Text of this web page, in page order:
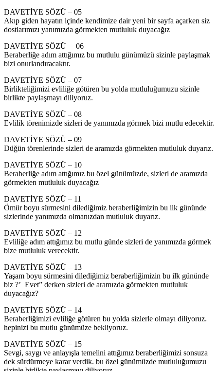
DAVETİYE SÖZÜ – 05
Akıp giden hayatın içinde kendimize dair yeni bir sayfa açarken siz
dostlarımızı yanımızda görmekten mutluluk duyacağız
DAVETİYE SÖZÜ – 06
Beraberliğe adım attığımız bu mutlulu günümüzü sizinle paylaşmak
bizi onurlandıracaktır.
DAVETİYE SÖZÜ – 07
Birlikteliğimizi evliliğe götüren bu yolda mutluluğumuzu sizinle
birlikte paylaşmayı diliyoruz.
DAVETİYE SÖZÜ – 08
Evlilik törenimizde sizleri de yanımızda görmek bizi mutlu edecektir.
DAVETİYE SÖZÜ – 09
Düğün törenlerinde sizleri de aramızda görmekten mutluluk duyarız.
DAVETİYE SÖZÜ – 10
Beraberliğe adım attığımız bu özel günümüzde, sizleri de aramızda
görmekten mutluluk duyacağız
DAVETİYE SÖZÜ – 11
Ömür boyu sürmesini dilediğimiz beraberliğimizin bu ilk gününde
sizlerinde yanımızda olmanızdan mutluluk duyarız.
DAVETİYE SÖZÜ – 12
Evliliğe adım attığımız bu mutlu günde sizleri de yanımızda görmek
bize mutluluk verecektir.
DAVETİYE SÖZÜ – 13
Yaşam boyu sürmesini dilediğimiz beraberliğimizin bu ilk gününde
biz ?’ Evet” derken sizleri de aramızda görmekten mutluluk
duyacağız?
DAVETİYE SÖZÜ – 14
Beraberliğimizi evliliğe götüren bu yolda sizlerle olmayı diliyoruz.
hepinizi bu mutlu günümüze bekliyoruz.
DAVETİYE SÖZÜ – 15
Sevgi, saygı ve anlayışla temelini attığımız beraberliğimizi sonsuza
dek sürdürmeye karar verdik. bu özel günümüzde mutluluğumuzu